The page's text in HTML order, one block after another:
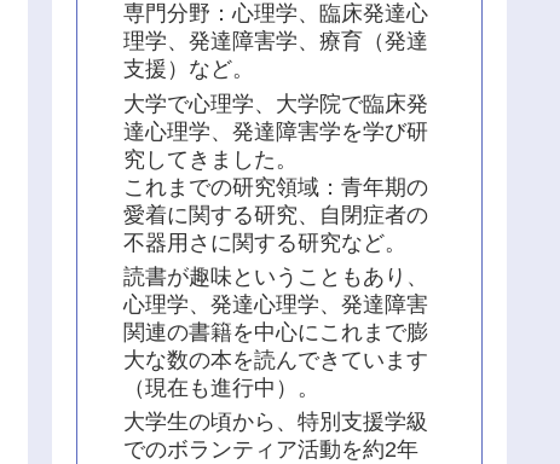
専門分野：心理学、臨床発達心
理学、発達障害学、療育（発達
支援）など。
大学で心理学、大学院で臨床発
達心理学、発達障害学を学び研
究してきました。
これまでの研究領域：青年期の
愛着に関する研究、自閉症者の
不器用さに関する研究など。
読書が趣味ということもあり、
心理学、発達心理学、発達障害
関連の書籍を中心にこれまで膨
大な数の本を読んできています
（現在も進行中）。
大学生の頃から、特別支援学級
でのボランティア活動を約2年